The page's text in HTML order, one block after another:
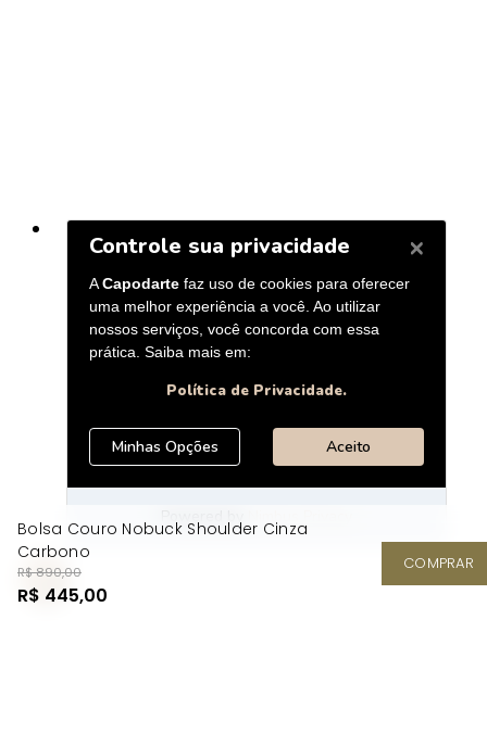
Bolsa Couro Nobuck Shoulder Cinza
Carbono
R$ 890,00
R$ 445,00
COMPRAR